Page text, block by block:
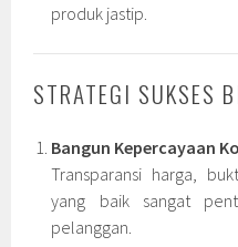
produk jastip.
STRATEGI SUKSES
Bangun Kepercayaan
Transparansi harga,
yang baik sangat
pelanggan.